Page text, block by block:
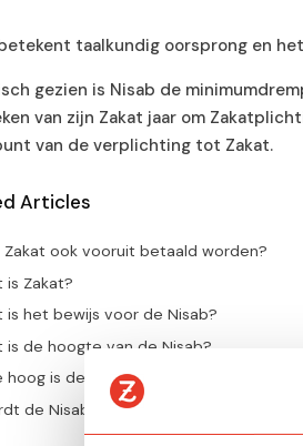
taalkundig oorsprong en
gezien is Nisab de
van zijn Zakat jaar om
van de verplichting tot Zakat.
Articles
Zakat ook vooruit betaald worden?
is Zakat?
is het bewijs voor de Nisab?
is de hoogte van de Nisab?
hoog is de Nisab in grammen?
de Nisab afgetrokken van iemands